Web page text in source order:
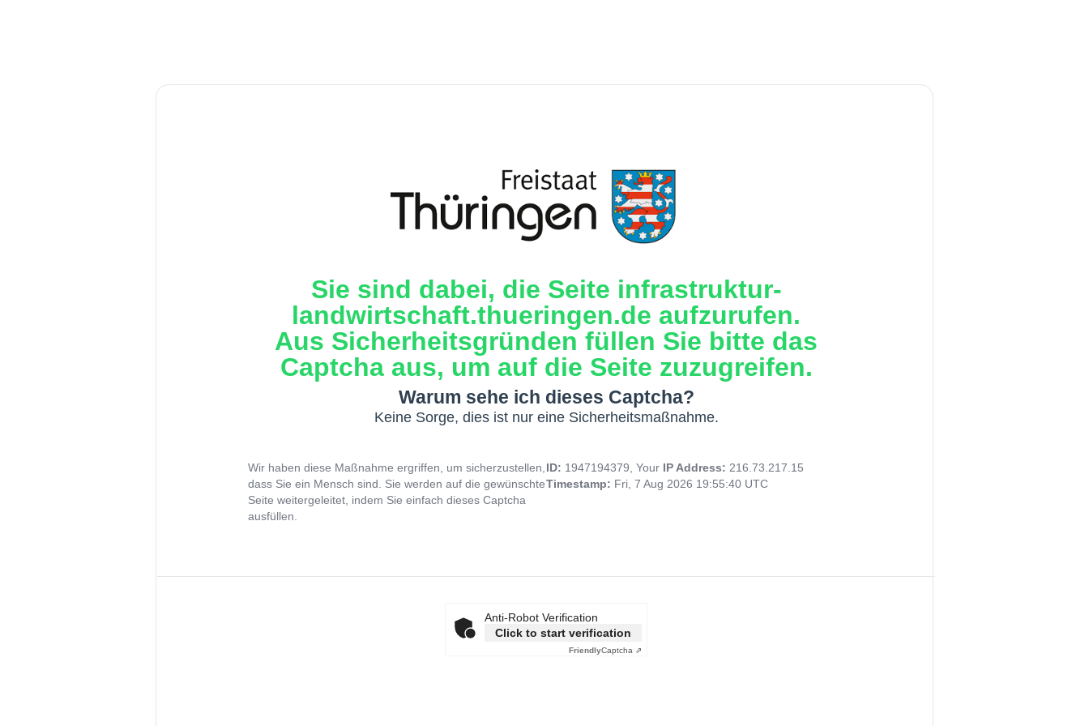
Sie sind dabei, die Seite infrastruktur-
landwirtschaft.thueringen.de aufzurufen.
Aus Sicherheitsgründen füllen Sie bitte das
Captcha aus, um auf die Seite zuzugreifen.
Warum sehe ich dieses Captcha?
Keine Sorge, dies ist nur eine Sicherheitsmaßnahme.
Wir haben diese Maßnahme ergriffen, um sicherzustellen,
dass Sie ein Mensch sind. Sie werden auf die gewünschte
Seite weitergeleitet, indem Sie einfach dieses Captcha
ausfüllen.
ID: 1947194379, Your IP Address: 216.73.217.15
Timestamp: Fri, 7 Aug 2026 19:55:40 UTC
Anti-Robot Verification
Click to start verification
FriendlyCaptcha ⇗